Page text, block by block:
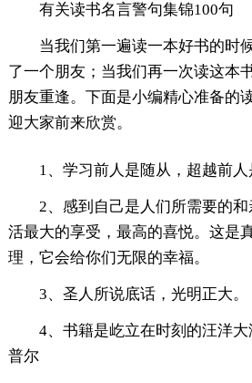
有关读书名言警句集锦100句
当我们第一遍读一本好书的时
了一个朋友；当我们再一次读这本
朋友重逢。下面是小编精心准备的
迎大家前来欣赏。
1、学习前人是随从，超越前人
2、感到自己是人们所需要的
活最大的享受，最高的喜悦。这是
理，它会给你们无限的幸福。
3、圣人所说底话，光明正大。
4、书籍是屹立在时刻的汪洋
普尔